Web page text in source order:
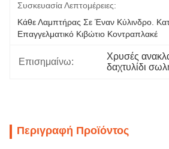
Συσκευασία Λεπτομέρειες:
Κάθε Λαμπτήρας Σε Έναν Κύλινδρο.
Επαγγελματικό Κιβώτιο Κοντραπλακέ
Επισημαίνω:
Χρυσές
δαχτυλίδι
Περιγραφή Προϊόντος